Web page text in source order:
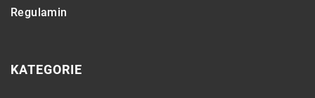
Regulamin
KATEGORIE